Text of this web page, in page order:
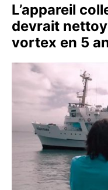
L’appareil
devrait
vortex en 5